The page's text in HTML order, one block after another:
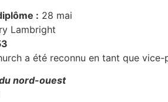
: 28 mai
Lambright
a été reconnu en tant que
nord-ouest